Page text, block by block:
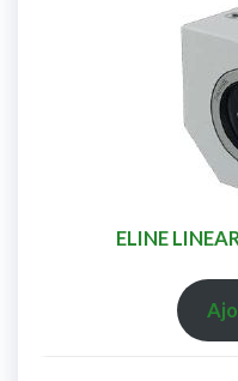
ELINE